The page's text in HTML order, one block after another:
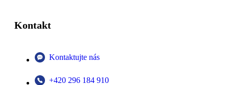
Kontakt
Kontaktujte nás
+420 296 184 910